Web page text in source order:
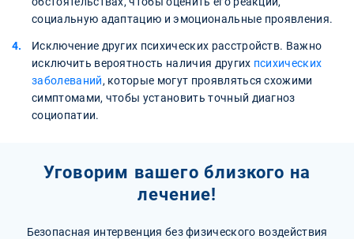
социальную адаптацию и эмоциональные проявления.
Исключение других психических расстройств. Важно
исключить вероятность наличия других психических
заболеваний, которые могут проявляться схожими
симптомами, чтобы установить точный диагноз
социопатии.
Уговорим вашего близкого на
лечение!
Безопасная интервенция без физического воздействия